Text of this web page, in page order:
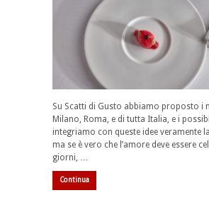
Su Scatti di Gusto abbiamo proposto i
Milano, Roma, e di tutta Italia, e i
integriamo con queste idee veramente
ma se è vero che l’amore deve essere
giorni, …
Continua